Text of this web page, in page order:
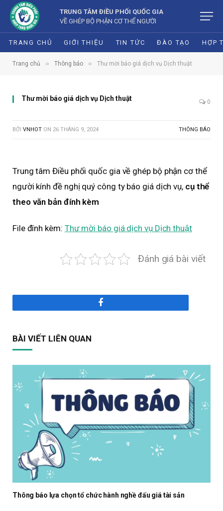
TRUNG TÂM ĐIỀU PHỐI QUỐC GIA
VỀ GHÉP BỘ PHẬN CƠ THỂ NGƯỜI
TRANG CHỦ GIỚI THIỆU TIN TỨC ĐÀO TẠO HỢP
Trang chủ » Thông báo » Thư mời báo giá dịch vụ Dịch thuật
Thư mời báo giá dịch vụ Dịch thuật 0
BỞI VNHOT ON 26 THÁNG 9, 2024 THÔNG BÁO
Trung tâm Điều phối quốc gia về ghép bộ phận cơ thể
người kính đề nghị quý công ty báo giá dịch vụ, cụ thể
theo văn bản đính kèm
File đính kèm: Thư mời báo giá dịch vụ Dịch thuật
Đánh giá bài viết
Facebook
BÀI VIẾT LIÊN QUAN
Thông báo lựa chọn tổ chức hành nghề đấu giá tài sản